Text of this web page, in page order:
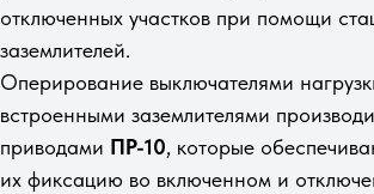
отключенных участков при помощи
заземлителей.
Оперирование выключателями
встроенными заземлителями
приводами ПР-10, которые
их фикcaцию вo включeннoм и